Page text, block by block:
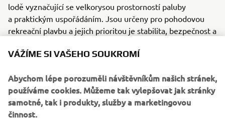
lodě vyznačující se velkorysou prostorností paluby
a praktickým uspořádáním. Jsou určeny pro pohodovou
rekreační plavbu a jejich prioritou je stabilita, bezpečnost a
od lodí s otevřenou konzolí až po lodě s prostornou
s příďovou kajutou. Všechny modely se ideálně hodí
k bezstarostné zábavě v pobřežních vodách a na
vnitrozemských mořích. Díky kombinaci zefektivněných
výrobních procesů s dostupnou cenovou strukturou značka
VÁŽÍME SI VAŠEHO SOUKROMÍ
Abychom lépe porozuměli návštěvníkům našich stránek,
používáme cookies. Můžeme tak vylepšovat jak stránky
samotné, tak i produkty, služby a marketingovou
činnost.